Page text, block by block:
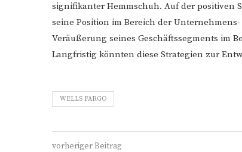
signifikanter Hemmschuh. Auf der positiven
seine Position im Bereich der
Veräußerung seines Geschäftssegments im
Langfristig könnten diese Strategien zur
WELLS FARGO
vorheriger Beitrag